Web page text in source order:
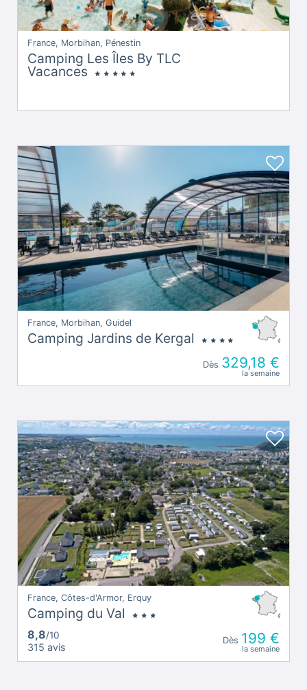
France, Morbihan, Pénestin
Camping Les Îles By TLC
Vacances
France, Morbihan, Guidel
Camping Jardins de Kergal
Dès 329,18 €
la semaine
France, Côtes-d'Armor, Erquy
Camping du Val
8,8/10
315 avis
Dès 199 €
la semaine